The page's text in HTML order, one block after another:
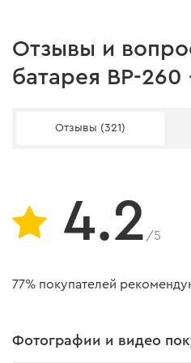
Маятниковый ход
Подсветка рабочей зоны
Функция обдува рабочей зоны
Диаметр отверстия
Акустическая мощность, LwA
Отзывы и
батарея BP-
Отзывы (321)
4.2 /5
77% покупателей
Фотографии и видео